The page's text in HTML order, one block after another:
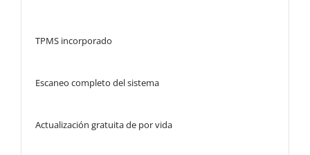
TPMS incorporado
Escaneo completo del sistema
Actualización gratuita de por vida